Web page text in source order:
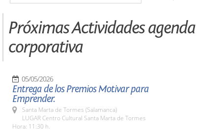
Próximas Actividades agenda
corporativa
05/05/2026
Entrega de los Premios Motivar para
Emprender.
Santa Marta de Tormes (Salamanca)
LUGAR Centro Cultural Santa Marta de Tormes
Hora: 11:30 h.